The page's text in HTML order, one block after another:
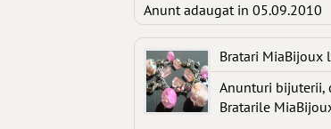
Anunt adaugat in 05.09.2010
Bratari MiaBijoux
Anunturi bijuterii,
Bratarile